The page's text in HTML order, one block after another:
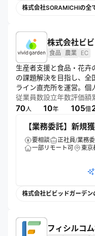
株式会社SORAMICHIの全
株式会社ビ
食品 農業 EC
生産者支援と食品・花卉
の課題解決を目指し、全
ライン直売所を運営。個
向けには専用プランを提
ファーストの姿勢で事業
従業員数
70人
設立年数
10年
評価額
105億
【業務委託】新規
要相談
正社員/業務
一部リモート可
東京
株式会社ビビッドガーデ
フィシルコ